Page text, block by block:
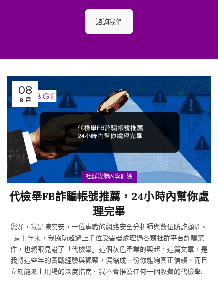
諮詢我們
08
8 月
社群媒體內容刪除
代檢舉FB詐騙帳號推薦，24小時內幫你處
理完畢
您好，我是陳奕安，一位專職的網路安全分析師與數位防詐顧問。
這十年來，我協助超過上千位受害者處理過各類社群平台詐騙案
件，也親眼見證了「代檢舉」這個灰色產業的興起。這篇文章，是
我將這些年的實戰經驗與觀察，濃縮成一份你能夠真正信賴、而且
立刻能派上用場的深度指南。我不會推薦任何一個收費的代檢舉服